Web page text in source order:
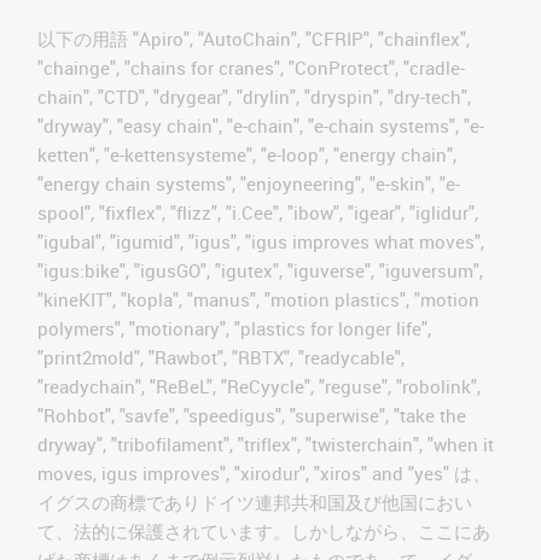
以下の用語 "Apiro", "AutoChain", "CFRIP", "chainflex",
"chainge", "chains for cranes", "ConProtect", "cradle-
chain", "CTD", "drygear", "drylin", "dryspin", "dry-tech",
"dryway", "easy chain", "e-chain", "e-chain systems", "e-
ketten", "e-kettensysteme", "e-loop", "energy chain",
"energy chain systems", "enjoyneering", "e-skin", "e-
spool", "fixflex", "flizz", "i.Cee", "ibow", "igear", "iglidur",
"igubal", "igumid", "igus", "igus improves what moves",
"igus:bike", "igusGO", "igutex", "iguverse", "iguversum",
"kineKIT", "kopla", "manus", "motion plastics", "motion
polymers", "motionary", "plastics for longer life",
"print2mold", "Rawbot", "RBTX", "readycable",
"readychain", "ReBeL", "ReCyycle", "reguse", "robolink",
"Rohbot", "savfe", "speedigus", "superwise", "take the
dryway", "tribofilament", "triflex", "twisterchain", "when it
moves, igus improves", "xirodur", "xiros" and "yes" は、
イグスの商標でありドイツ連邦共和国及び他国におい
て、法的に保護されています。しかしながら、ここにあ